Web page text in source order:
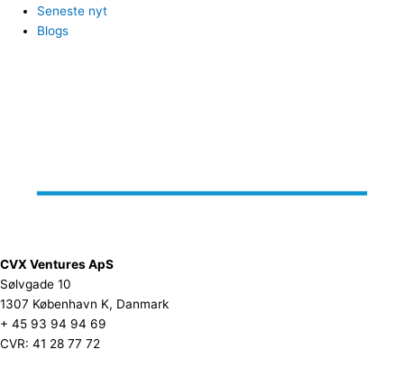
Seneste nyt
Blogs
CVX Ventures ApS
Sølvgade 10
1307 København K, Danmark
+ 45 93 94 94 69
CVR: 41 28 77 72